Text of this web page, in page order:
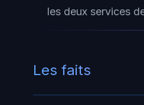
les deux services
Les faits